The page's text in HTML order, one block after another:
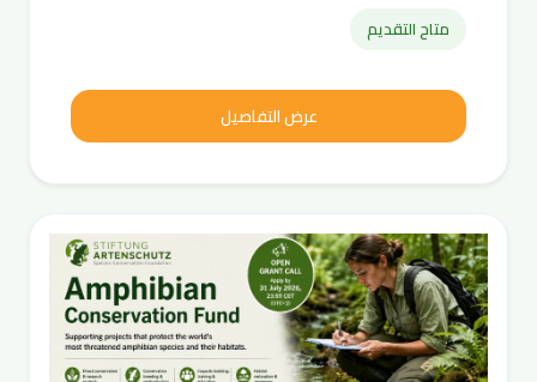
متاح التقديم
عرض التفاصيل